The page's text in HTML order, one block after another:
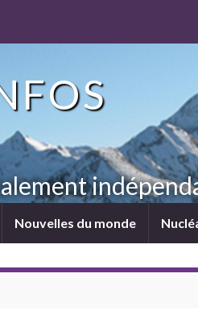
Nouvelles du monde